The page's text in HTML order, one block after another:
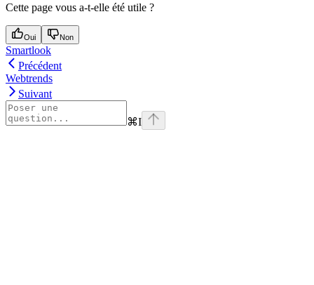
Cette page vous a-t-elle été utile ?
Oui Non
Smartlook
Précédent
Webtrends
Suivant
⌘I